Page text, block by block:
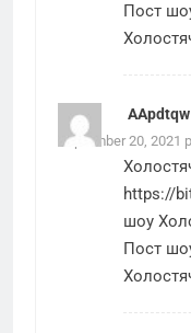
Пост
AApdtqw
September 20, 2021
https://
шоу
Пост